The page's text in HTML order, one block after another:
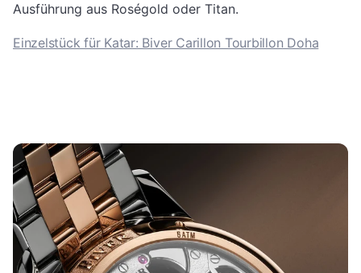
Ausführung aus Roségold oder Titan.
Einzelstück für Katar: Biver Carillon Tourbillon Doha